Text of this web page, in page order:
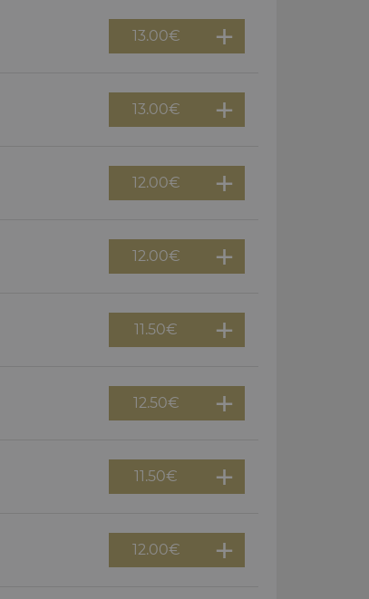
13.00€
13.00€
12.00€
12.00€
11.50€
12.50€
11.50€
12.00€